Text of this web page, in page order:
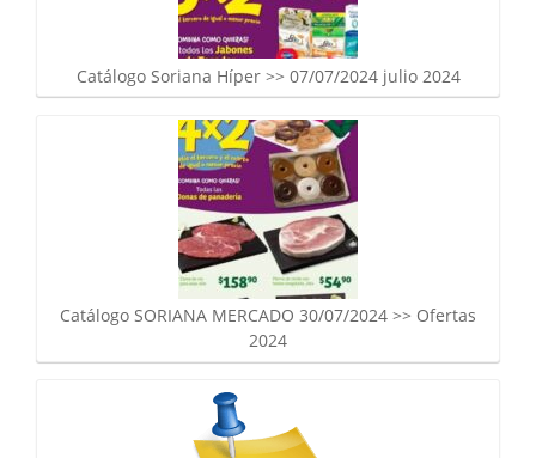
Catálogo Soriana Híper >> 07/07/2024 julio 2024
Catálogo SORIANA MERCADO 30/07/2024 >> Ofertas
2024